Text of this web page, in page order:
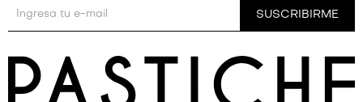
SUSCRIBIRME